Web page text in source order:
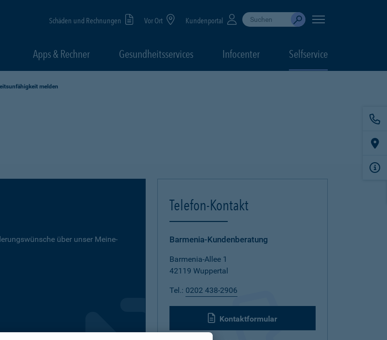
Schäden und Rechnungen Vor Ort Kundenportal Suche durchführen
When autocomplete results are available, use
Absenden
Apps & Rechner Gesundheitsservices Infocenter Selfservice
melden
über unser Meine-
Telefon-Kontakt
Barmenia-Kundenberatung
Barmenia-Allee 1
42119 Wuppertal
Tel.: 0202 438-2906
Kontaktformular